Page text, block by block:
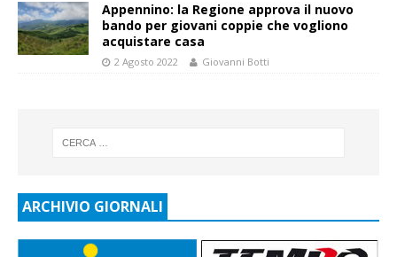
Appennino: la Regione approva il nuovo
bando per giovani coppie che vogliono
acquistare casa
2 Agosto 2022 Giovanni Botti
ARCHIVIO GIORNALI